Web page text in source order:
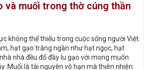
và muối trong thờ cúng thần
không thể thiếu trong cuộc sống người Việt.
hạt gạo trắng ngần như hạt ngọc, hạt
nhà đều đổ đầy lu gạo với mong muốn
Muối là tài nguyên vô hạn mà thiên nhiên